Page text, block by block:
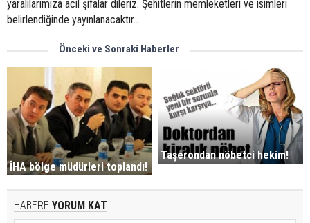
yaralılarımıza acil şifalar dileriz. Şehitlerin memleketleri ve isimleri
belirlendiğinde yayınlanacaktır...
Önceki ve Sonraki Haberler
İHA bölge müdürleri toplandı!
Taşerondan nöbetci hekim!
HABERE YORUM KAT